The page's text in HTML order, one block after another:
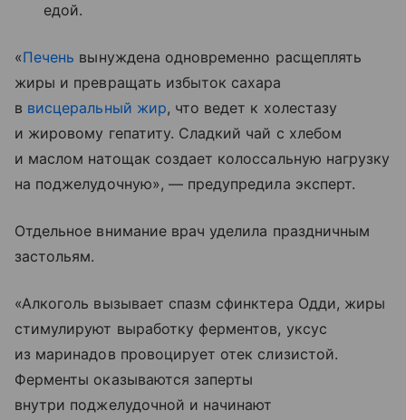
едой.
«Печень вынуждена одновременно расщеплять
жиры и превращать избыток сахара
в висцеральный жир, что ведет к холестазу
и жировому гепатиту. Сладкий чай с хлебом
и маслом натощак создает колоссальную нагрузку
на поджелудочную», — предупредила эксперт.
Отдельное внимание врач уделила праздничным
застольям.
«Алкоголь вызывает спазм сфинктера Одди, жиры
стимулируют выработку ферментов, уксус
из маринадов провоцирует отек слизистой.
Ферменты оказываются заперты
внутри поджелудочной и начинают